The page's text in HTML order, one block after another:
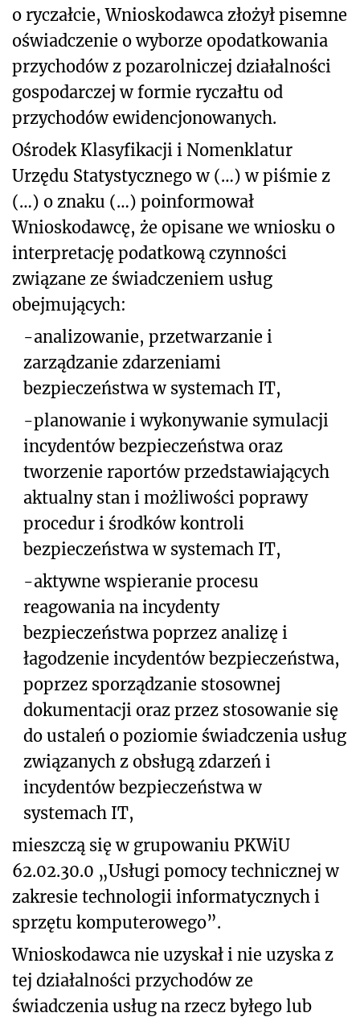
o ryczałcie, Wnioskodawca złożył pisemne
oświadczenie o wyborze opodatkowania
przychodów z pozarolniczej działalności
gospodarczej w formie ryczałtu od
przychodów ewidencjonowanych.
Ośrodek Klasyfikacji i Nomenklatur
Urzędu Statystycznego w (…) w piśmie z
(…) o znaku (…) poinformował
Wnioskodawcę, że opisane we wniosku o
interpretację podatkową czynności
związane ze świadczeniem usług
obejmujących:
-analizowanie, przetwarzanie i
zarządzanie zdarzeniami
bezpieczeństwa w systemach IT,
-planowanie i wykonywanie symulacji
incydentów bezpieczeństwa oraz
tworzenie raportów przedstawiających
aktualny stan i możliwości poprawy
procedur i środków kontroli
bezpieczeństwa w systemach IT,
-aktywne wspieranie procesu
reagowania na incydenty
bezpieczeństwa poprzez analizę i
łagodzenie incydentów bezpieczeństwa,
poprzez sporządzanie stosownej
dokumentacji oraz przez stosowanie się
do ustaleń o poziomie świadczenia usług
związanych z obsługą zdarzeń i
incydentów bezpieczeństwa w
systemach IT,
mieszczą się w grupowaniu PKWiU
62.02.30.0 „Usługi pomocy technicznej w
zakresie technologii informatycznych i
sprzętu komputerowego”.
Wnioskodawca nie uzyskał i nie uzyska z
tej działalności przychodów ze
świadczenia usług na rzecz byłego lub